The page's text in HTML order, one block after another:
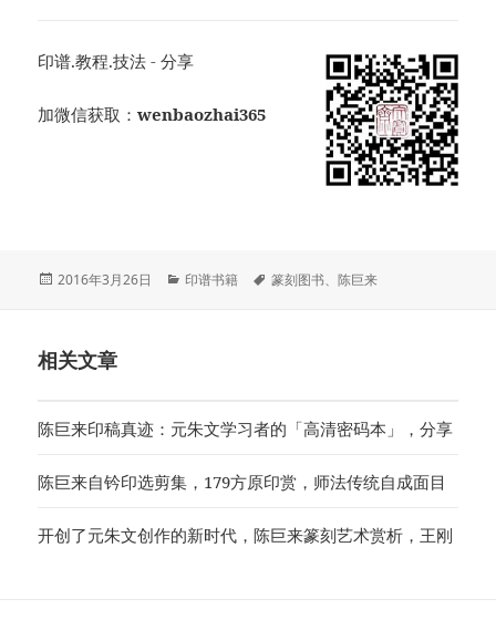
印谱.教程.技法 - 分享
加微信获取：wenbaozhai365
发
2016年3月26日
分
印谱书籍
标
篆刻图书、陈巨来
相关文章
陈巨来印稿真迹：元朱文学习者的「高清密码本」，分享
陈巨来自钤印选剪集，179方原印赏，师法传统自成面目
开创了元朱文创作的新时代，陈巨来篆刻艺术赏析，王刚